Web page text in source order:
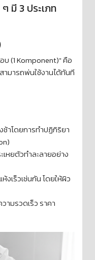
มี 3 ประเภท
บ (1 Komponent)" คือ
ามารถพ่นใช้งานได้ทันที
ช้าโดยการทำปฏิกิริยา
เหยตัวทำละลายอย่าง
ห้งเร็วเช่นกัน โดยให้ผิว
ามรวดเร็ว ราคา